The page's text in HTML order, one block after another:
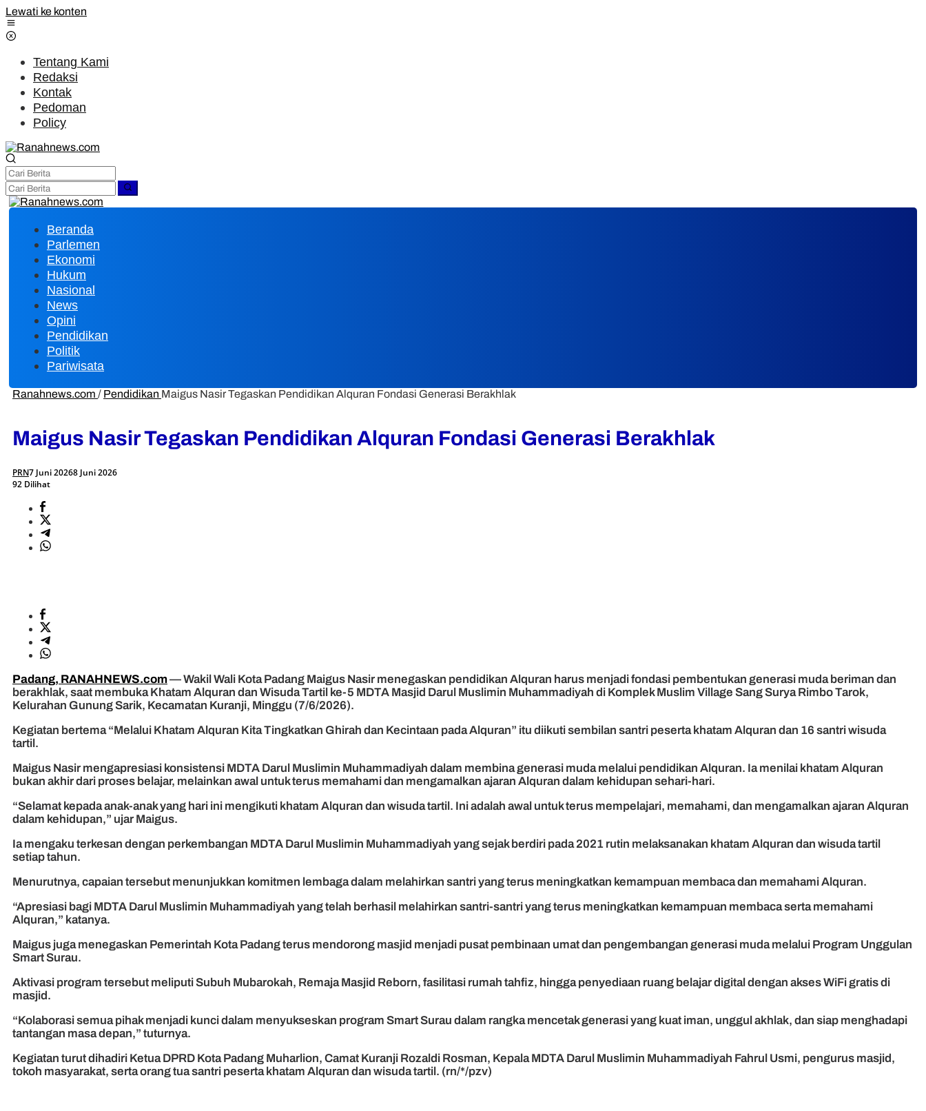
Lewati ke konten
Tentang Kami
Redaksi
Kontak
Pedoman
Policy
Beranda
Parlemen
Ekonomi
Hukum
Nasional
News
Opini
Pendidikan
Politik
Pariwisata
Ranahnews.com / Pendidikan Maigus Nasir Tegaskan Pendidikan Alquran Fondasi Generasi Berakhlak
Maigus Nasir Tegaskan Pendidikan Alquran Fondasi Generasi Berakhlak
PRN7 Juni 20268 Juni 2026
92 Dilihat
Padang, RANAHNEWS.com— Wakil Wali Kota Padang Maigus Nasir menegaskan pendidikan Alquran harus menjadi fondasi pembentukan generasi muda beriman dan
berakhlak, saat membuka Khatam Alquran dan Wisuda Tartil ke-5 MDTA Masjid Darul Muslimin Muhammadiyah di Komplek Muslim Village Sang Surya Rimbo Tarok,
Kelurahan Gunung Sarik, Kecamatan Kuranji, Minggu (7/6/2026).
Kegiatan bertema “Melalui Khatam Alquran Kita Tingkatkan Ghirah dan Kecintaan pada Alquran” itu diikuti sembilan santri peserta khatam Alquran dan 16 santri wisuda
tartil.
Maigus Nasir mengapresiasi konsistensi MDTA Darul Muslimin Muhammadiyah dalam membina generasi muda melalui pendidikan Alquran. Ia menilai khatam Alquran
bukan akhir dari proses belajar, melainkan awal untuk terus memahami dan mengamalkan ajaran Alquran dalam kehidupan sehari-hari.
“Selamat kepada anak-anak yang hari ini mengikuti khatam Alquran dan wisuda tartil. Ini adalah awal untuk terus mempelajari, memahami, dan mengamalkan ajaran Alquran
dalam kehidupan,” ujar Maigus.
Ia mengaku terkesan dengan perkembangan MDTA Darul Muslimin Muhammadiyah yang sejak berdiri pada 2021 rutin melaksanakan khatam Alquran dan wisuda tartil
setiap tahun.
Menurutnya, capaian tersebut menunjukkan komitmen lembaga dalam melahirkan santri yang terus meningkatkan kemampuan membaca dan memahami Alquran.
“Apresiasi bagi MDTA Darul Muslimin Muhammadiyah yang telah berhasil melahirkan santri-santri yang terus meningkatkan kemampuan membaca serta memahami
Alquran,” katanya.
Maigus juga menegaskan Pemerintah Kota Padang terus mendorong masjid menjadi pusat pembinaan umat dan pengembangan generasi muda melalui Program Unggulan
Smart Surau.
Aktivasi program tersebut meliputi Subuh Mubarokah, Remaja Masjid Reborn, fasilitasi rumah tahfiz, hingga penyediaan ruang belajar digital dengan akses WiFi gratis di
masjid.
“Kolaborasi semua pihak menjadi kunci dalam menyukseskan program Smart Surau dalam rangka mencetak generasi yang kuat iman, unggul akhlak, dan siap menghadapi
tantangan masa depan,” tuturnya.
Kegiatan turut dihadiri Ketua DPRD Kota Padang Muharlion, Camat Kuranji Rozaldi Rosman, Kepala MDTA Darul Muslimin Muhammadiyah Fahrul Usmi, pengurus masjid,
tokoh masyarakat, serta orang tua santri peserta khatam Alquran dan wisuda tartil. (rn/*/pzv)